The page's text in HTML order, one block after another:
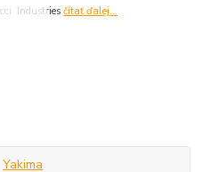
Industriesčítať ďalej...
Yakima